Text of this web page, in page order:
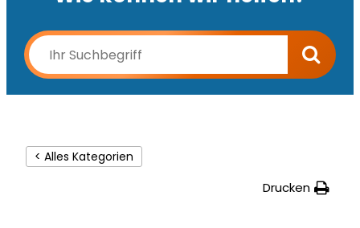
< Alles Kategorien
Drucken